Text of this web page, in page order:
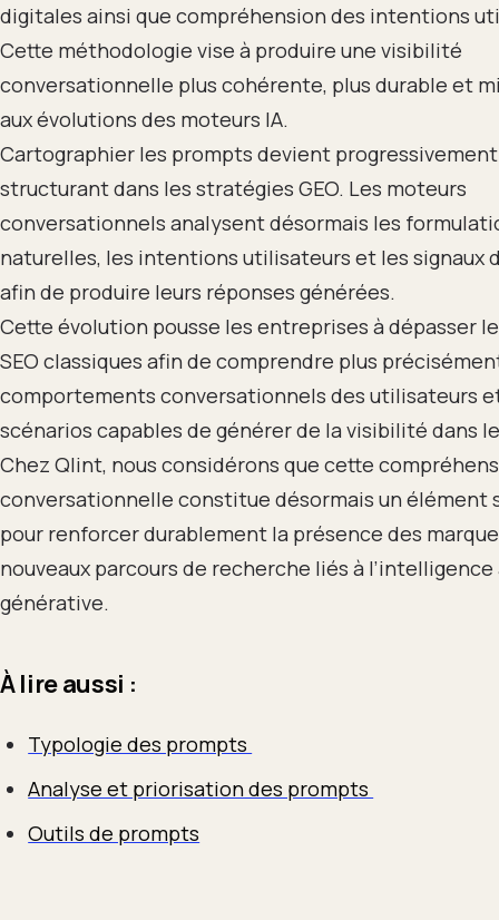
digitales ainsi que compréhension des intentions
Cette méthodologie vise à produire une visibilité
conversationnelle plus cohérente, plus durable et
aux évolutions des moteurs IA.
Cartographier les prompts devient
structurant dans les stratégies GEO. Les moteurs
conversationnels analysent désormais les
naturelles, les intentions utilisateurs et les signaux
afin de produire leurs réponses générées.
Cette évolution pousse les entreprises à dépasser
SEO classiques afin de comprendre plus
comportements conversationnels des utilisateurs
scénarios capables de générer de la visibilité dans
Chez Qlint, nous considérons que cette
conversationnelle constitue désormais un élément
pour renforcer durablement la présence des
nouveaux parcours de recherche liés à
générative.
À lire aussi :
Typologie des prompts
Analyse et priorisation des prompts
Outils de prompts